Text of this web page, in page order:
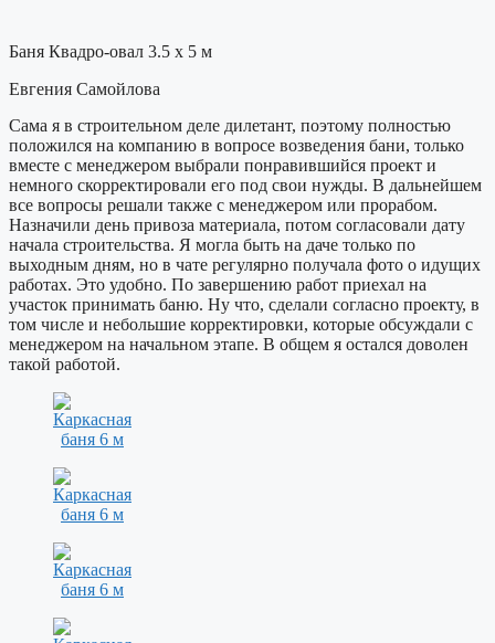
Баня Квадро-овал 3.5 х 5 м
Евгения Самойлова
Сама я в строительном деле дилетант, поэтому полностью
положился на компанию в вопросе возведения бани, только
вместе с менеджером выбрали понравившийся проект и
немного скорректировали его под свои нужды. В дальнейшем
все вопросы решали также с менеджером или прорабом.
Назначили день привоза материала, потом согласовали дату
начала строительства. Я могла быть на даче только по
выходным дням, но в чате регулярно получала фото о идущих
работах. Это удобно. По завершению работ приехал на
участок принимать баню. Ну что, сделали согласно проекту, в
том числе и небольшие корректировки, которые обсуждали с
менеджером на начальном этапе. В общем я остался доволен
такой работой.